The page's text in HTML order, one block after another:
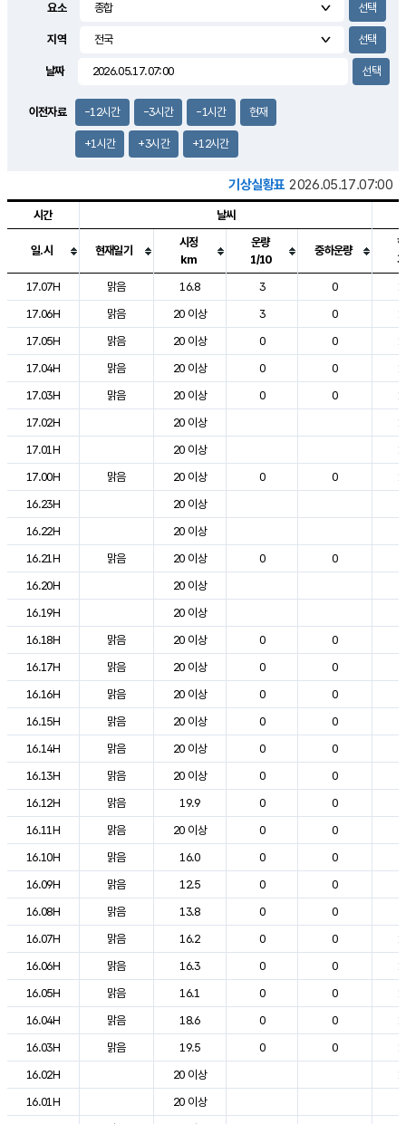
2.3m/s
요소
지역
날짜
이전자료 -12시간 -3시간 -1시간 현재
+1시간 +3시간 +12시간
기상실황표 2026.05.17.07:00
도시별 기상실황표로 지점, 날씨, 기온, 강수, 바람, 기압등을 안내한 표입
시간 날씨
일.시 현재일기
시정
km
운량
1/10
중하운량
17.07H
맑음 16.8 3 0
17.06H
맑음 20 이상 3 0
17.05H
맑음 20 이상 0 0
17.04H
맑음 20 이상 0 0
17.03H
맑음 20 이상 0 0
17.02H
20 이상
17.01H
20 이상
17.00H
맑음 20 이상 0 0
16.23H
20 이상
16.22H
20 이상
16.21H
맑음 20 이상 0 0
16.20H
20 이상
16.19H
20 이상
16.18H
맑음 20 이상 0 0
16.17H
맑음 20 이상 0 0
16.16H
맑음 20 이상 0 0
16.15H
맑음 20 이상 0 0
16.14H
맑음 20 이상 0 0
16.13H
맑음 20 이상 0 0
16.12H
맑음 19.9 0 0
16.11H
맑음 20 이상 0 0
16.10H
맑음 16.0 0 0
16.09H
맑음 12.5 0 0
16.08H
맑음 13.8 0 0
16.07H
맑음 16.2 0 0
16.06H
맑음 16.3 0 0
16.05H
맑음 16.1 0 0
16.04H
맑음 18.6 0 0
16.03H
맑음 19.5 0 0
16.02H
20 이상
16.01H
20 이상